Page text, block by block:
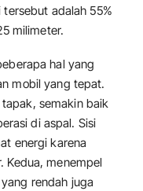
adalah 55%
milimeter.
hal yang
mobil yang tepat.
semakin baik
di aspal. Sisi
energi karena
Kedua, menempel
rendah juga